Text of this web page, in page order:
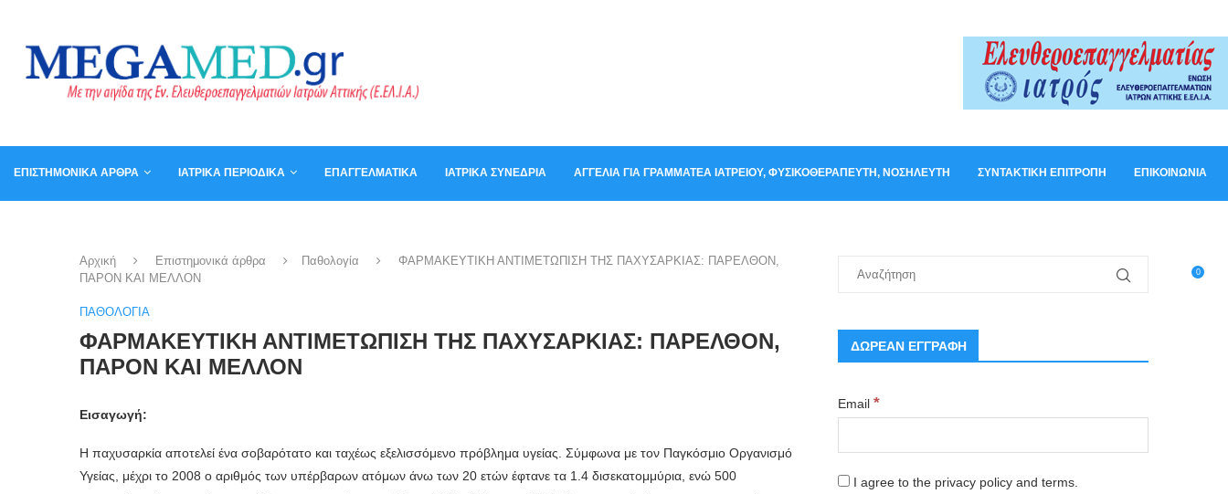
ΕΠΙΣΤΗΜΟΝΙΚΆ ΆΡΘΡΑ ΙΑΤΡΙΚΆ ΠΕΡΙΟΔΙΚΆ ΕΠΑΓΓΕΛΜΑΤΙΚΆ ΙΑΤΡΙΚΆ ΣΥΝΈΔΡΙΑ ΑΓΓΕΛΊΑ ΓΙΑ ΓΡΑΜΜΑΤΈΑ ΙΑΤΡΕΊΟΥ, ΦΥΣΙΚΟΘΕΡΑΠΕΥΤΉ, ΝΟΣΗΛΕΥΤΉ ΣΥΝΤΑΚΤΙΚΉ ΕΠΙΤΡΟΠΉ ΕΠΙΚΟΙΝΩΝΊΑ
0
Αρχική Επιστημονικά άρθρα Παθολογία
ΦΑΡΜΑΚΕΥΤΙΚΗ ΑΝΤΙΜΕΤΩΠΙΣΗ ΤΗΣ ΠΑΧΥΣΑΡΚΙΑΣ: ΠΑΡΕΛΘΟΝ,
ΠΑΡΟΝ ΚΑΙ ΜΕΛΛΟΝ
ΠΑΘΟΛΟΓΊΑ
ΦΑΡΜΑΚΕΥΤΙΚΗ ΑΝΤΙΜΕΤΩΠΙΣΗ ΤΗΣ ΠΑΧΥΣΑΡΚΙΑΣ: ΠΑΡΕΛΘΟΝ,
ΠΑΡΟΝ ΚΑΙ ΜΕΛΛΟΝ
Εισαγωγή:
Η παχυσαρκία αποτελεί ένα σοβαρότατο και ταχέως εξελισσόμενο πρόβλημα υγείας. Σύμφωνα με τον Παγκόσμιο Οργανισμό
Υγείας, μέχρι το 2008 ο αριθμός των υπέρβαρων ατόμων άνω των 20 ετών έφτανε τα 1.4 δισεκατομμύρια, ενώ 500
ΔΩΡΕΑΝ ΕΓΓΡΑΦΗ
Email *
I agree to the privacy policy and terms.